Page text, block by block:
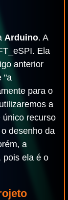
Arduino. A
Ela
anterior
"a
para o
utilizaremos a
único recurso
desenho da
a
pois ela é o